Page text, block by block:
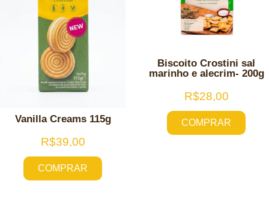
Vanilla Creams 115g
R$39,00
COMPRAR
Biscoito Crostini sal
marinho e alecrim- 200g
R$28,00
COMPRAR